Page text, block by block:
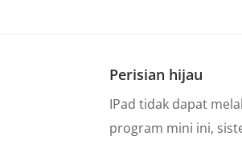
Perisian hijau
IPad tidak dapat
program mini ini,